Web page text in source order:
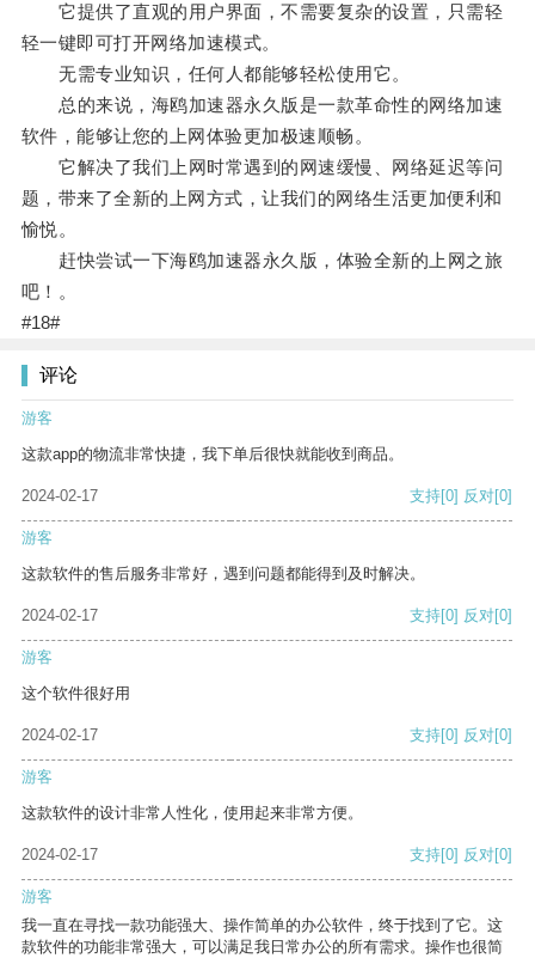
它提供了直观的用户界面，不需要复杂的设置，只需轻
轻一键即可打开网络加速模式。
无需专业知识，任何人都能够轻松使用它。
总的来说，海鸥加速器永久版是一款革命性的网络加速
软件，能够让您的上网体验更加极速顺畅。
它解决了我们上网时常遇到的网速缓慢、网络延迟等问
题，带来了全新的上网方式，让我们的网络生活更加便利和
愉悦。
赶快尝试一下海鸥加速器永久版，体验全新的上网之旅
吧！。
#18#
评论
游客
这款app的物流非常快捷，我下单后很快就能收到商品。
2024-02-17 支持[0] 反对[0]
游客
这款软件的售后服务非常好，遇到问题都能得到及时解决。
2024-02-17 支持[0] 反对[0]
游客
这个软件很好用
2024-02-17 支持[0] 反对[0]
游客
这款软件的设计非常人性化，使用起来非常方便。
2024-02-17 支持[0] 反对[0]
游客
我一直在寻找一款功能强大、操作简单的办公软件，终于找到了它。这
款软件的功能非常强大，可以满足我日常办公的所有需求。操作也很简